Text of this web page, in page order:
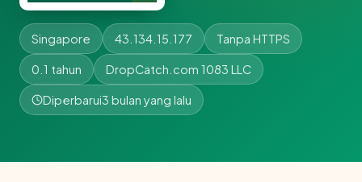
Singapore 43.134.15.177 Tanpa HTTPS
0.1 tahun DropCatch.com 1083 LLC
Diperbarui3 bulan yang lalu